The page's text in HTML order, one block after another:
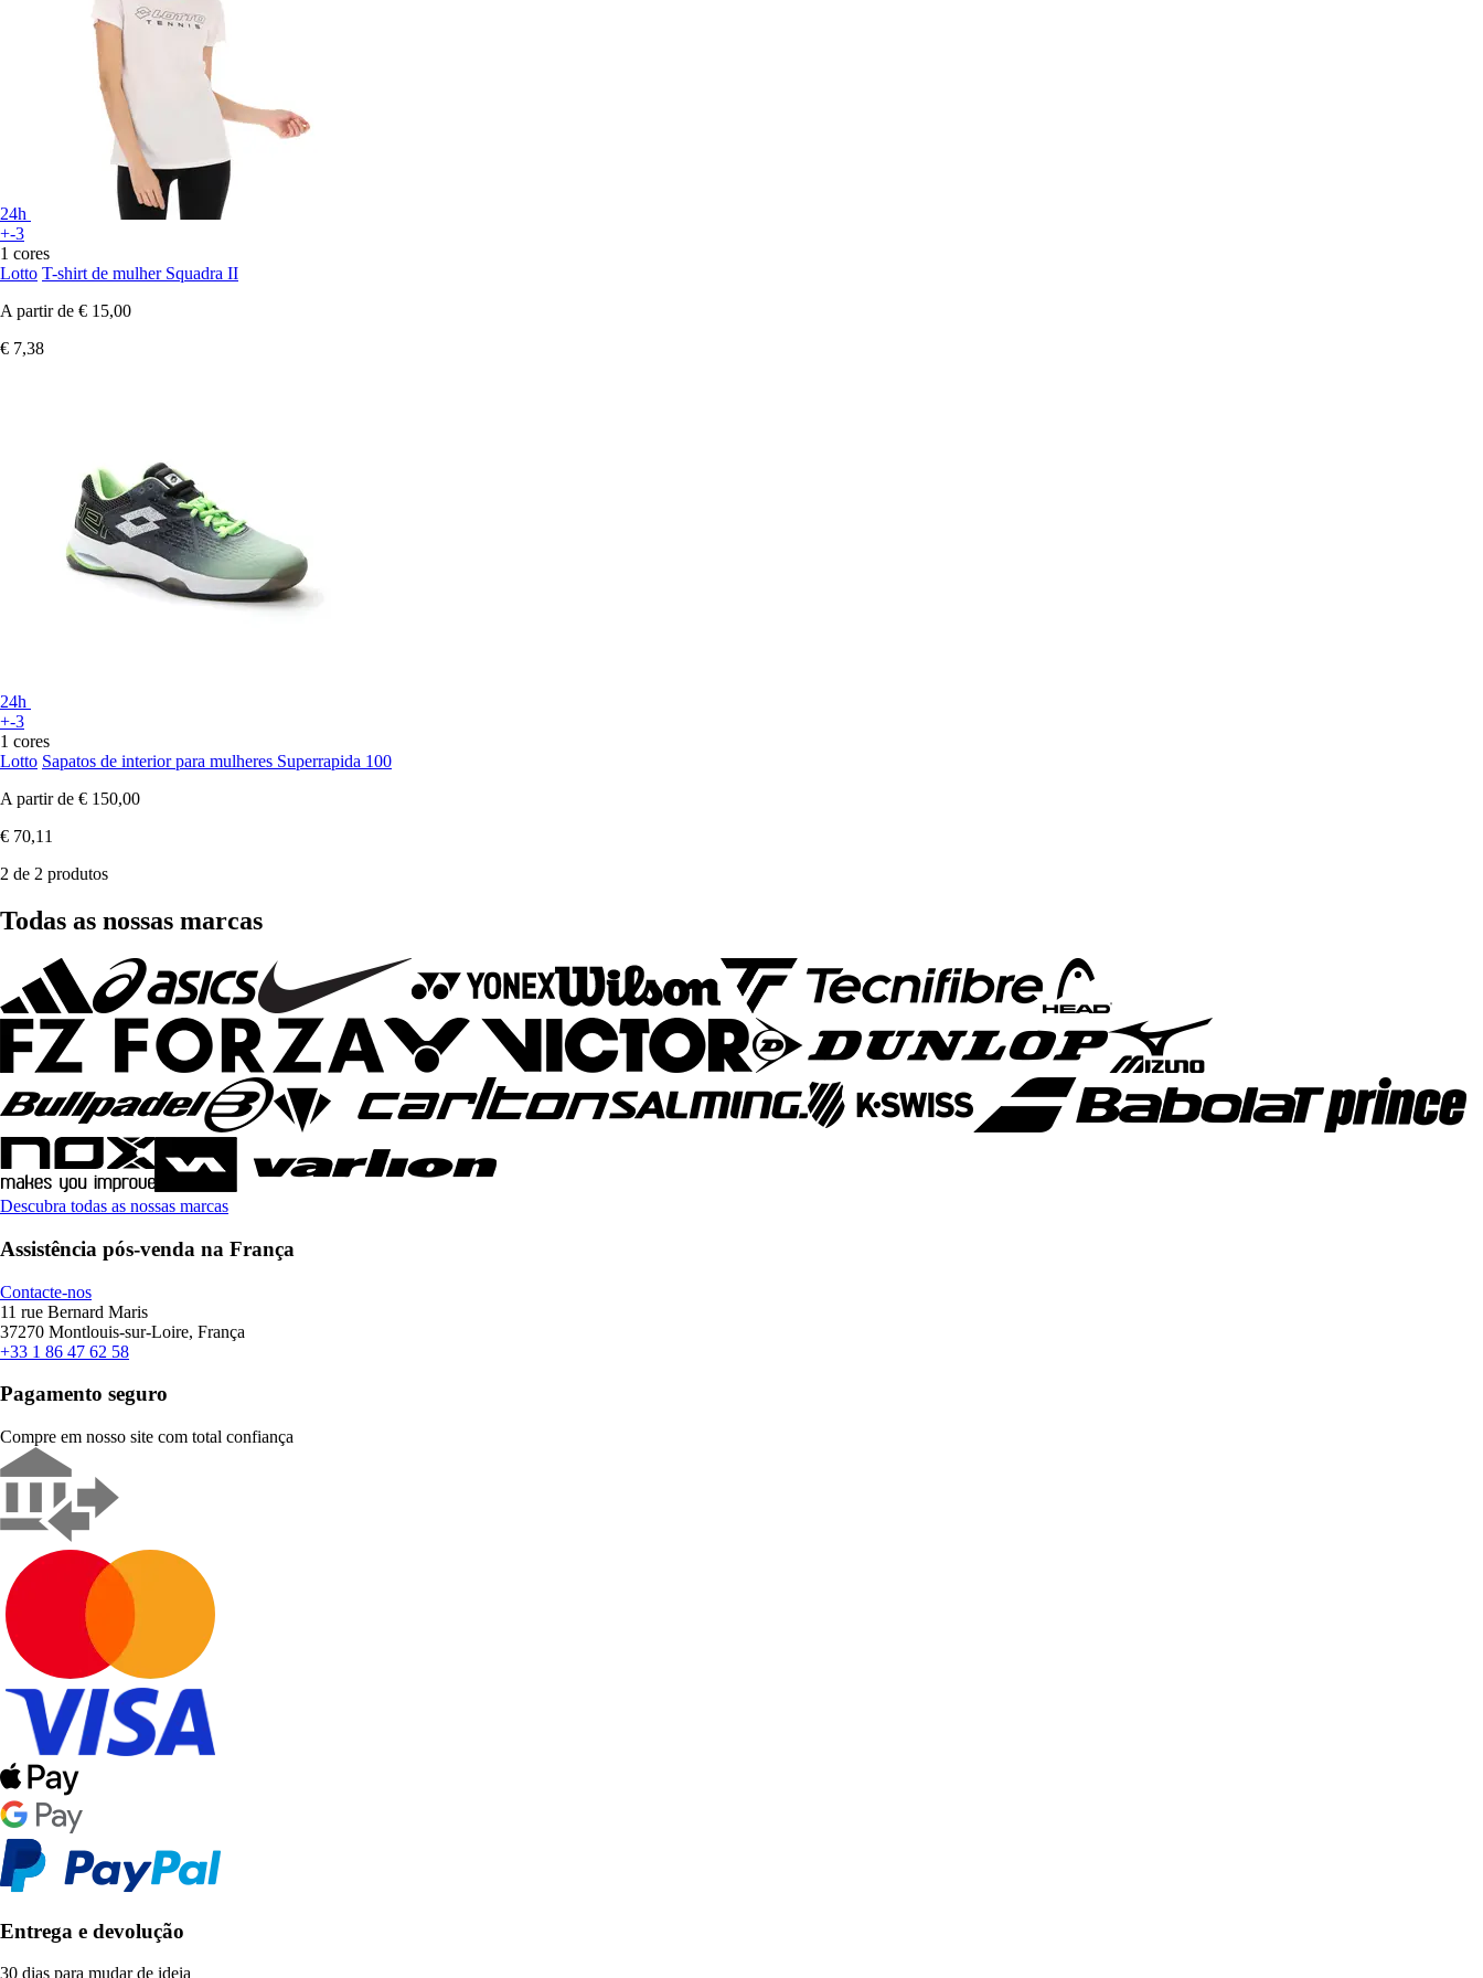
24h
+-3
1 cores
Lotto T-shirt de mulher Squadra II
A partir de € 15,00
€ 7,38
24h
+-3
1 cores
Lotto Sapatos de interior para mulheres Superrapida 100
A partir de € 150,00
€ 70,11
2 de 2 produtos
Todas as nossas marcas
Descubra todas as nossas marcas
Assistência pós-venda na França
Contacte-nos
11 rue Bernard Maris
37270 Montlouis-sur-Loire, França
+33 1 86 47 62 58
Pagamento seguro
Compre em nosso site com total confiança
Entrega e devolução
30 dias para mudar de ideia